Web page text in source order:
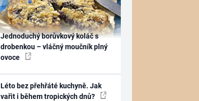
Jednoduchý borůvkový koláč s
drobenkou – vláčný moučník plný
ovoce
Léto bez přehřáté kuchyně. Jak
vařit i během tropických dnů?